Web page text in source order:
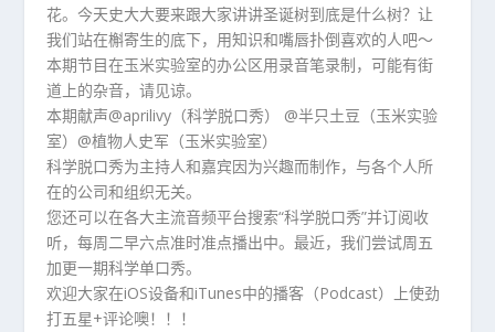
花。今天史大大要来跟大家讲讲圣诞树到底是什么树？让
我们站在槲寄生的底下，用知识和嘴唇扑倒喜欢的人吧～
本期节目在玉米实验室的办公区用录音笔录制，可能有街
道上的杂音，请见谅。
本期献声@aprilivy（科学脱口秀） @半只土豆（玉米实验
室）@植物人史军（玉米实验室）
科学脱口秀为主持人和嘉宾因为兴趣而制作，与各个人所
在的公司和组织无关。
您还可以在各大主流音频平台搜索“科学脱口秀”并订阅收
听，每周二早六点准时准点播出中。最近，我们尝试周五
加更一期科学单口秀。
欢迎大家在iOS设备和iTunes中的播客（Podcast）上使劲
打五星+评论噢！！！